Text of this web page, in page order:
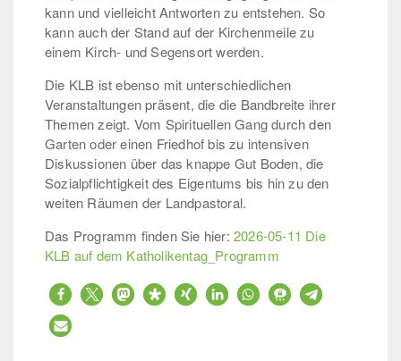
kann und vielleicht Antworten zu entstehen. So
kann auch der Stand auf der Kirchenmeile zu
einem Kirch- und Segensort werden.
Die KLB ist ebenso mit unterschiedlichen
Veranstaltungen präsent, die die Bandbreite ihrer
Themen zeigt. Vom Spirituellen Gang durch den
Garten oder einen Friedhof bis zu intensiven
Diskussionen über das knappe Gut Boden, die
Sozialpflichtigkeit des Eigentums bis hin zu den
weiten Räumen der Landpastoral.
Das Programm finden Sie hier: 2026-05-11 Die
KLB auf dem Katholikentag_Programm